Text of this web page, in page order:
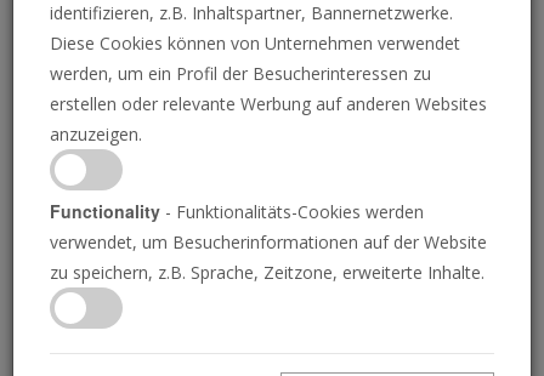
“
Das Bundeskabinett hat die Eckpunkte für eine
kontrollierte Freigabe von Cannabis
beschlossen. Das Vorhaben ist nicht
unumstritten – und braucht grünes Licht aus
Brüssel.
Früher war Gesundheitsminister
Lauterbach
Legalisierung von Cannabis. Nun bringt
identifizieren, z.B. Inhaltspartner, Bannernetzwerke.
Diese Cookies können von Unternehmen verwendet
werden, um ein Profil der Besucherinteressen zu
erstellen oder relevante Werbung auf anderen Websites
anzuzeigen.
Functionality - Funktionalitäts-Cookies werden
verwendet, um Besucherinformationen auf der Website
zu speichern, z.B. Sprache, Zeitzone, erweiterte Inhalte.